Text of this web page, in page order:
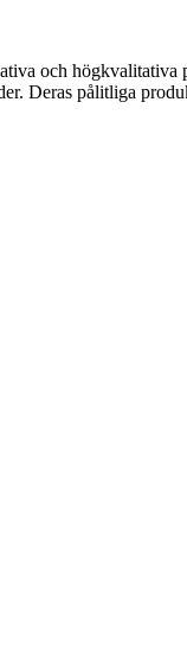
och
Deras pålitliga